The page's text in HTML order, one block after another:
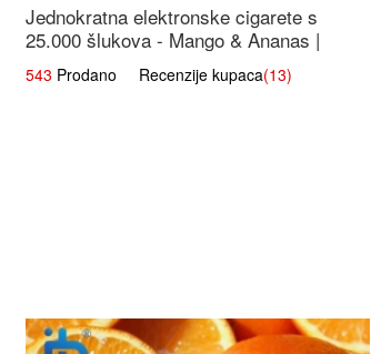
Jednokratna elektronske cigarete s
25.000 šlukova - Mango & Ananas |
Egzotična Voćna Mješavina
543 Prodano Recenzije kupaca(13)